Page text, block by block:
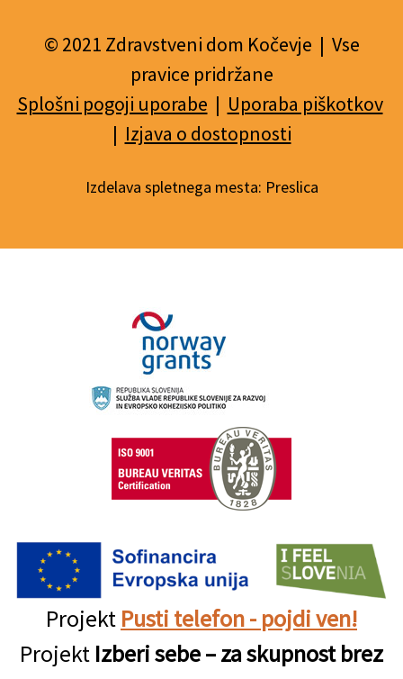
Projekt Pusti telefon - pojdi ven!
Projekt Izberi sebe – za skupnost brez
© 2021 Zdravstveni dom Kočevje | Vse
pravice pridržane
Splošni pogoji uporabe | Uporaba piškotkov
| Izjava o dostopnosti
Izdelava spletnega mesta: Preslica